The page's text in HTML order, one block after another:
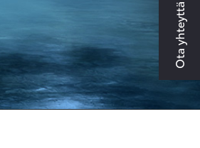
Ota yhteyttä